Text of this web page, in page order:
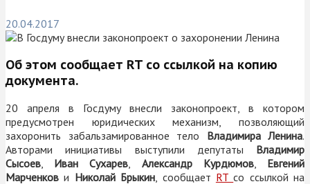
20.04.2017
Об этом сообщает RT со ссылкой на копию
документа.
20 апреля в Госдуму внесли законопроект, в котором
предусмотрен юридических механизм, позволяющий
захоронить забальзамированное тело Владимира Ленина.
Авторами инициативы выступили депутаты Владимир
Сысоев
Иван Сухарев Александр Курдюмов, Евгений
Марченков и Николай Брыкин , сообщает RTсо ссылкой на